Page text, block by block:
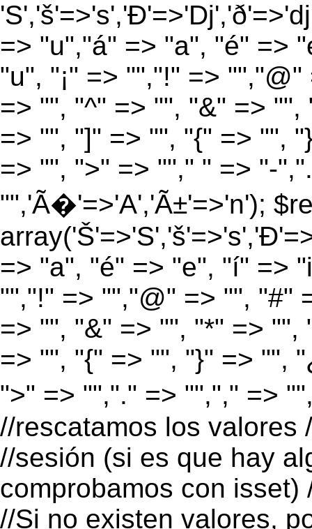
=> "u","á" => "a", "é" =>
"u", "¡" => "","!" =>
=> "", "^" => "", "&" =>
=> "", "]" => "", "{" => "",
=> "", ">" => ""," " => "-
"",'Ã�'=>'A','Ã±'=>'n');
=> "a", "é" => "e", "í" =>
"","!" => "","@" => "", "#"
=> "", "&" => "", "*" =>
=> "", "{" => "", "}" => "",
">" => "","." => "","," =>
//rescatamos los valores
//sesión (si es que hay
comprobamos con
//Si no existen valores,